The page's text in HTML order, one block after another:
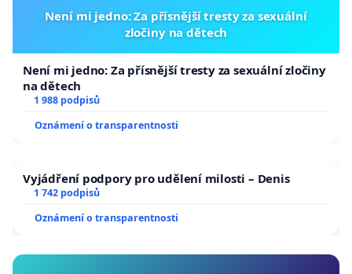
Není mi jedno: Za přísnější tresty za sexuální
zločiny na dětech
Není mi jedno: Za přísnější tresty za sexuální zločiny
na dětech
1 988 podpisů
Oznámení o transparentnosti
Vyjádření podpory pro udělení milosti – Denis
1 742 podpisů
Oznámení o transparentnosti